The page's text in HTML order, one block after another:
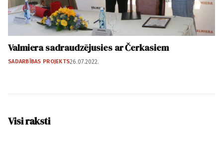
Valmiera sadraudzējusies ar Čerkasiem
SADARBĪBAS PROJEKTS26.07.2022.
Visi raksti